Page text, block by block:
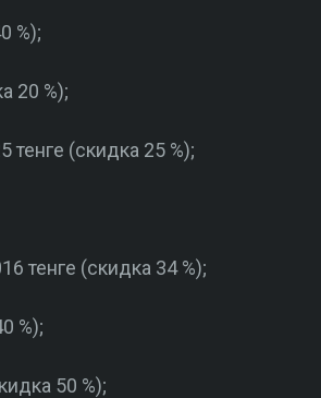
%);
20 %);
(скидка 25 %);
тенге (скидка 34 %);
%);
50 %);